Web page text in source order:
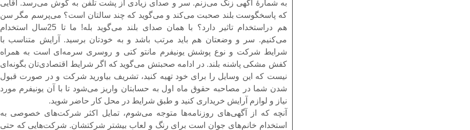
به شمارهٔ آگهی زنگ می‌زنم. سر و صدای زیادی از پشت تلفن به گوش می‌رسد. آقایی
که پاسخگوست بلند صحبت می‌کند و می‌گوید که چند سالتان است؟ می‌پرسم مگر سن
هم دراستخدام تاثیر دارد؟ با‌‌ همان صدای بلند می‌گوید بله! ما تا 25سال استخدام
می‌کنیم. سر و وضعتان هم باید مرتب باشد و به خودتان برسید. آرایش متناسب با
شرایط شرکت و نوع پوشش یونیفرم مانتو کتی و روسری سرمه‌ای است به همراه
کفش مشکی پاشنه بلند. در ادامه صحبتش می‌گوید که اگر شرایط اقتصادی‌تان بگونه‌ای
نیست که این وسایل را برای خود تهیه کنید، تشریف بیاورید شرکت و در صورت قبول
شدن شما در مصاحبه حقوق ماه اول به حسابتان واریز می‌شود تا با آن یونیفرم مورد
نیاز و لوازم آرایش خریداری کنید و طبق شرایط در محل کار حاضر شوید.
آنچه که از آگهی‌های روزنامه‌ها متوجه می‌شوم، تمایل اکثر شرکت‌های خصوصی به
استخدام خانم‌های جوان است برای رنگ و لعاب بیشتر شرکتشان. شرکت‌هایی که حتی